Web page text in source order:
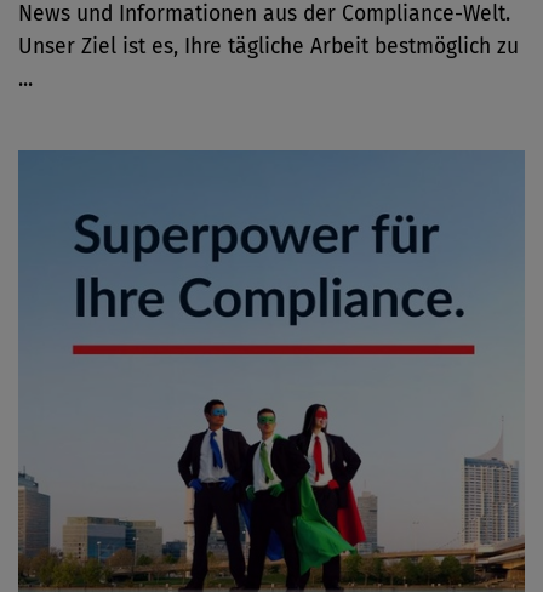
News und Informationen aus der Compliance-Welt.
Unser Ziel ist es, Ihre tägliche Arbeit bestmöglich zu
...